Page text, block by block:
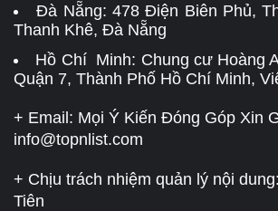
Đà Nẵng:478 Điện Biên Phủ,
Thanh Khê, Đà Nẵng
Hồ Chí Minh: Chung cư Hoàng
Quận 7, Thành Phố Hồ Chí Minh,
+ Email: Mọi Ý Kiến Đóng Góp Xin
info@topnlist.com
+ Chịu trách nhiệm quản lý nội
Tiên